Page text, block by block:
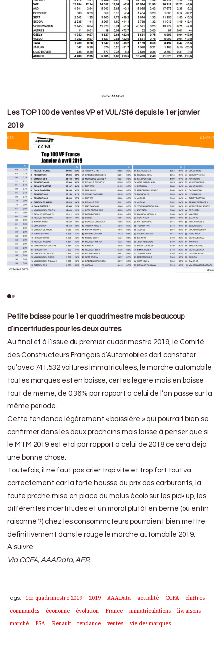
Les TOP 100 de ventes VP et VUL/Sté depuis le 1er janvier
2019
Petite baisse pour le 1er quadrimestre mais beaucoup
d’incertitudes pour les deux autres
Au final et à l’issue du premier quadrimestre 2019, le Comité
des Constructeurs Français d’Automobiles doit constater
qu’avec 741.532 voitures immatriculées, le marché automobile
toutes marques est en baisse, certes légère mais en baisse
tout de même, de 0.36% par rapport à celui de l’an passé sur la
même période.
Cette tendance légèrement « baissière » qui pourrait bien se
confirmer dans les deux prochains mois laisse à penser que si
le MTM 2019 est étal par rapport à celui de 2018 ce sera déjà
une bonne chose.
Toutefois, il ne faut pas crier trop vite et trop fort tout va
correctement car la forte hausse du prix des carburants, la
toute proche mise en place du malus écolo sur les pick up, les
différentes incertitudes et un moral plutôt en berne (ou enfin
raisonné ?) chez les consommateurs pourraient bien mettre
définitivement dans le rouge le marché automobile 2019.
A suivre.
Via CCFA, AAAData, AFP.
Tags: 1er quadrimestre 2019 2019 AAAData actualité CCFA
chiffres
commandes
économie évolution France immatriculations
livraisons
marché
PSA Renault tendance ventes vie des marques